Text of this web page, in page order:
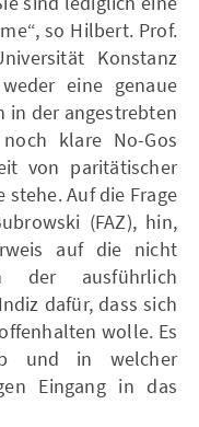
so Hilbert. Prof.
Konstanz
eine genaue
in der angestrebten
klare No-Gos
von paritätischer
stehe. Auf die Frage
(FAZ), hin,
auf die nicht
der ausführlich
dafür, dass sich
wolle. Es
und in welcher
Eingang in das